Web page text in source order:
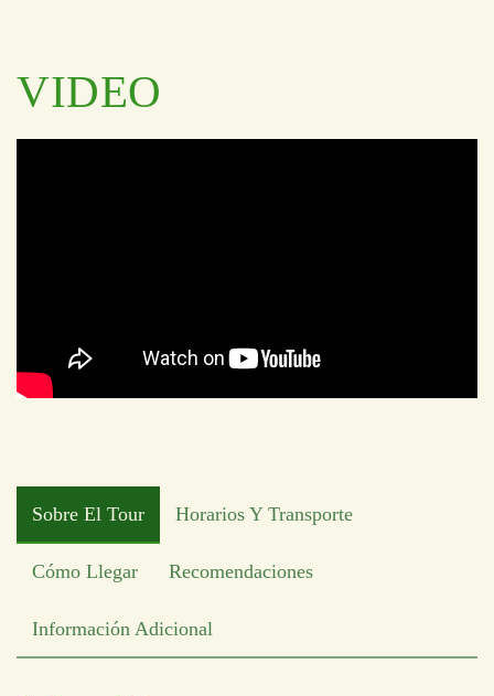
VIDEO
Sobre El Tour Horarios Y Transporte
Cómo Llegar Recomendaciones
Información Adicional